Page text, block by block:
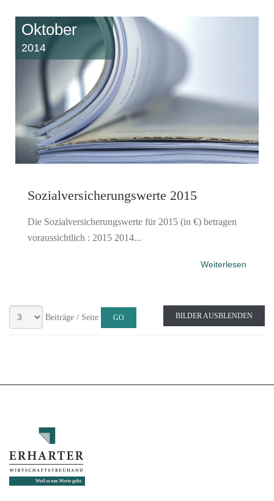
Oktober
2014
Sozialversicherungswerte 2015
Die Sozialversicherungswerte für 2015 (in €) betragen
voraussichtlich : 2015 2014...
Weiterlesen
Beiträge / Seite BILDER AUSBLENDEN